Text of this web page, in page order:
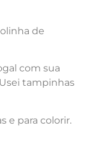
de
com sua
tampinhas
e para colorir.